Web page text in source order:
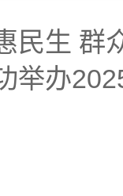
民生 群
举办